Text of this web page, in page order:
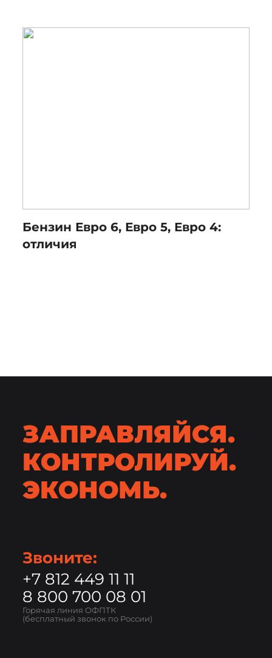
Бензин Евро 6, Евро 5, Евро 4:
отличия
ЗАПРАВЛЯЙСЯ.
КОНТРОЛИРУЙ.
ЭКОНОМЬ.
Звоните:
+7 812 449 11 11
8 800 700 08 01
Горячая линия ОФПТК
(бесплатный звонок по России)